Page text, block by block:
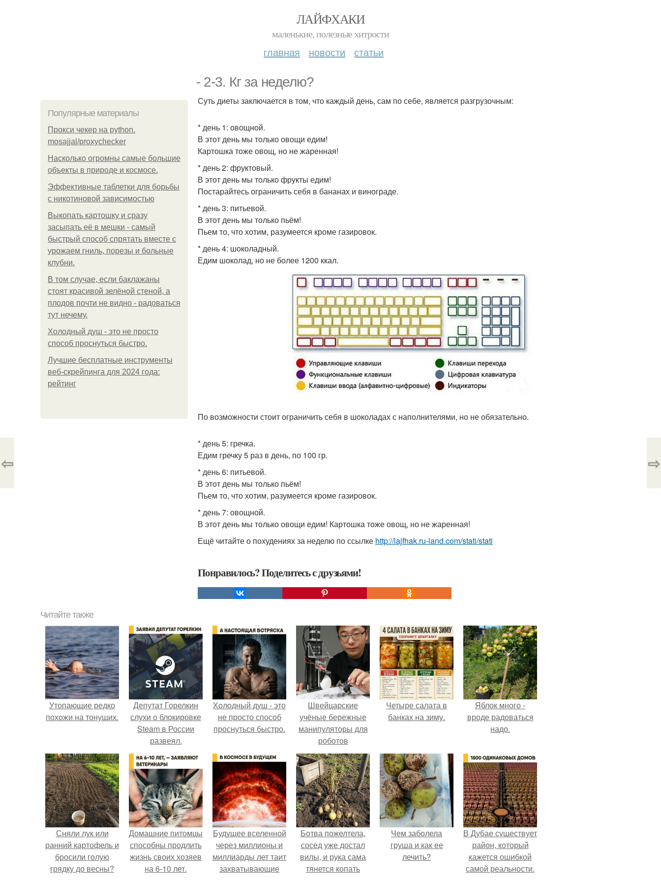
ЛАЙФХАКИ
маленькие, полезные хитрости
главная новости статьи
- 2-3. Кг за неделю?
Популярные материалы
Прокси чекер на python.
mosajjal/proxychecker
Насколько огромны самые большие
объекты в природе и космосе.
Эффективные таблетки для борьбы
с никотиновой зависимостью
Выкопать картошку и сразу
засыпать её в мешки - самый
быстрый способ спрятать вместе с
урожаем гниль, порезы и больные
клубни.
В том случае, если баклажаны
стоят красивой зелёной стеной, а
плодов почти не видно - радоваться
тут нечему.
Холодный душ - это не просто
способ проснуться быстро.
Лучшие бесплатные инструменты
веб-скрейпинга для 2024 года:
рейтинг
Суть диеты заключается в том, что каждый день, сам по себе, является разгрузочным:
* день 1: овощной.
В этот день мы только овощи едим!
Картошка тоже овощ, но не жаренная!
* день 2: фруктовый.
В этот день мы только фрукты едим!
Постарайтесь ограничить себя в бананах и винограде.
* день 3: питьевой.
В этот день мы только пьём!
Пьем то, что хотим, разумеется кроме газировок.
* день 4: шоколадный.
Едим шоколад, но не более 1200 ккал.
По возможности стоит ограничить себя в шоколадах с наполнителями, но не обязательно.
* день 5: гречка.
Едим гречку 5 раз в день, по 100 гр.
* день 6: питьевой.
В этот день мы только пьём!
Пьем то, что хотим, разумеется кроме газировок.
* день 7: овощной.
В этот день мы только овощи едим! Картошка тоже овощ, но не жаренная!
Ещё читайте о похудениях за неделю по ссылке http://lajfhak.ru-land.com/stati/stati
Понравилось? Поделитесь с друзьями!
⇦ ⇨
Читайте также
Утопающие редко
похожи на тонущих.
Депутат Горелкин
слухи о блокировке
Steam в России
развеял.
Холодный душ - это
не просто способ
проснуться быстро.
Швейцарские
учёные бережные
манипуляторы для
роботов
разработали.
Четыре салата в
банках на зиму.
Яблок много -
вроде радоваться
надо.
Сняли лук или
ранний картофель и
бросили голую
грядку до весны?
Домашние питомцы
способны продлить
жизнь своих хозяев
на 6-10 лет.
Будущее вселенной
через миллионы и
миллиарды лет таит
захватывающие
Ботва пожелтела,
сосед уже достал
вилы, и рука сама
тянется копать
Чем заболела
груша и как ее
лечить?
В Дубае существует
район, который
кажется ошибкой
самой реальности.